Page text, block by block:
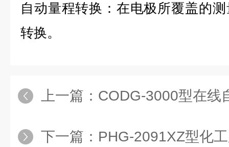
自动量程转换：在电极所覆盖的
转换。
上一篇： CODG-3000型在线
下一篇： PHG-2091XZ型化